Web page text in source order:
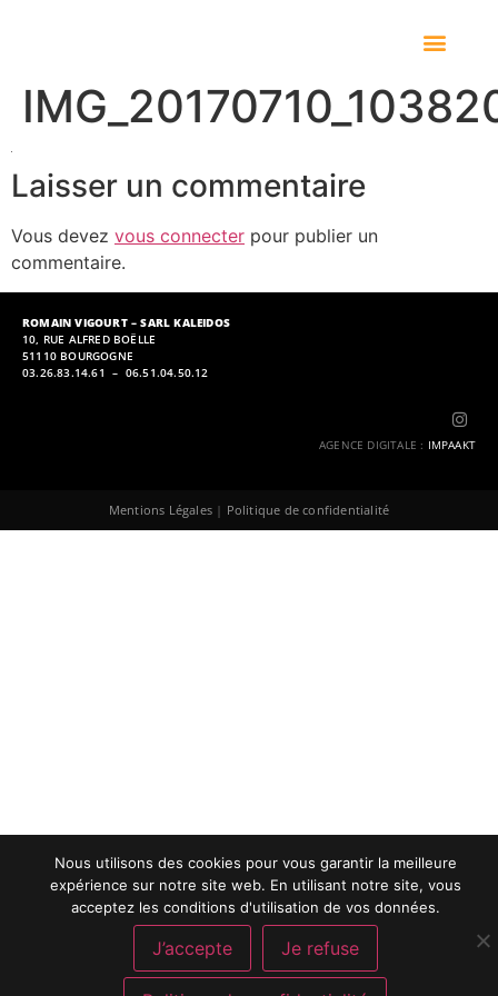
Laisser un commentaire
Vous devez vous connecter pour publier un
commentaire.
ROMAIN VIGOURT – SARL KALEIDOS
10, RUE ALFRED BOËLLE
51110 BOURGOGNE
03.26.83.14.61 – 06.51.04.50.12
AGENCE DIGITALE : IMPAAKT
Mentions Légales| Politique de confidentialité
Nous utilisons des cookies pour vous garantir la meilleure
expérience sur notre site web. En utilisant notre site, vous
acceptez les conditions d'utilisation de vos données.
J’accepte Je refuse